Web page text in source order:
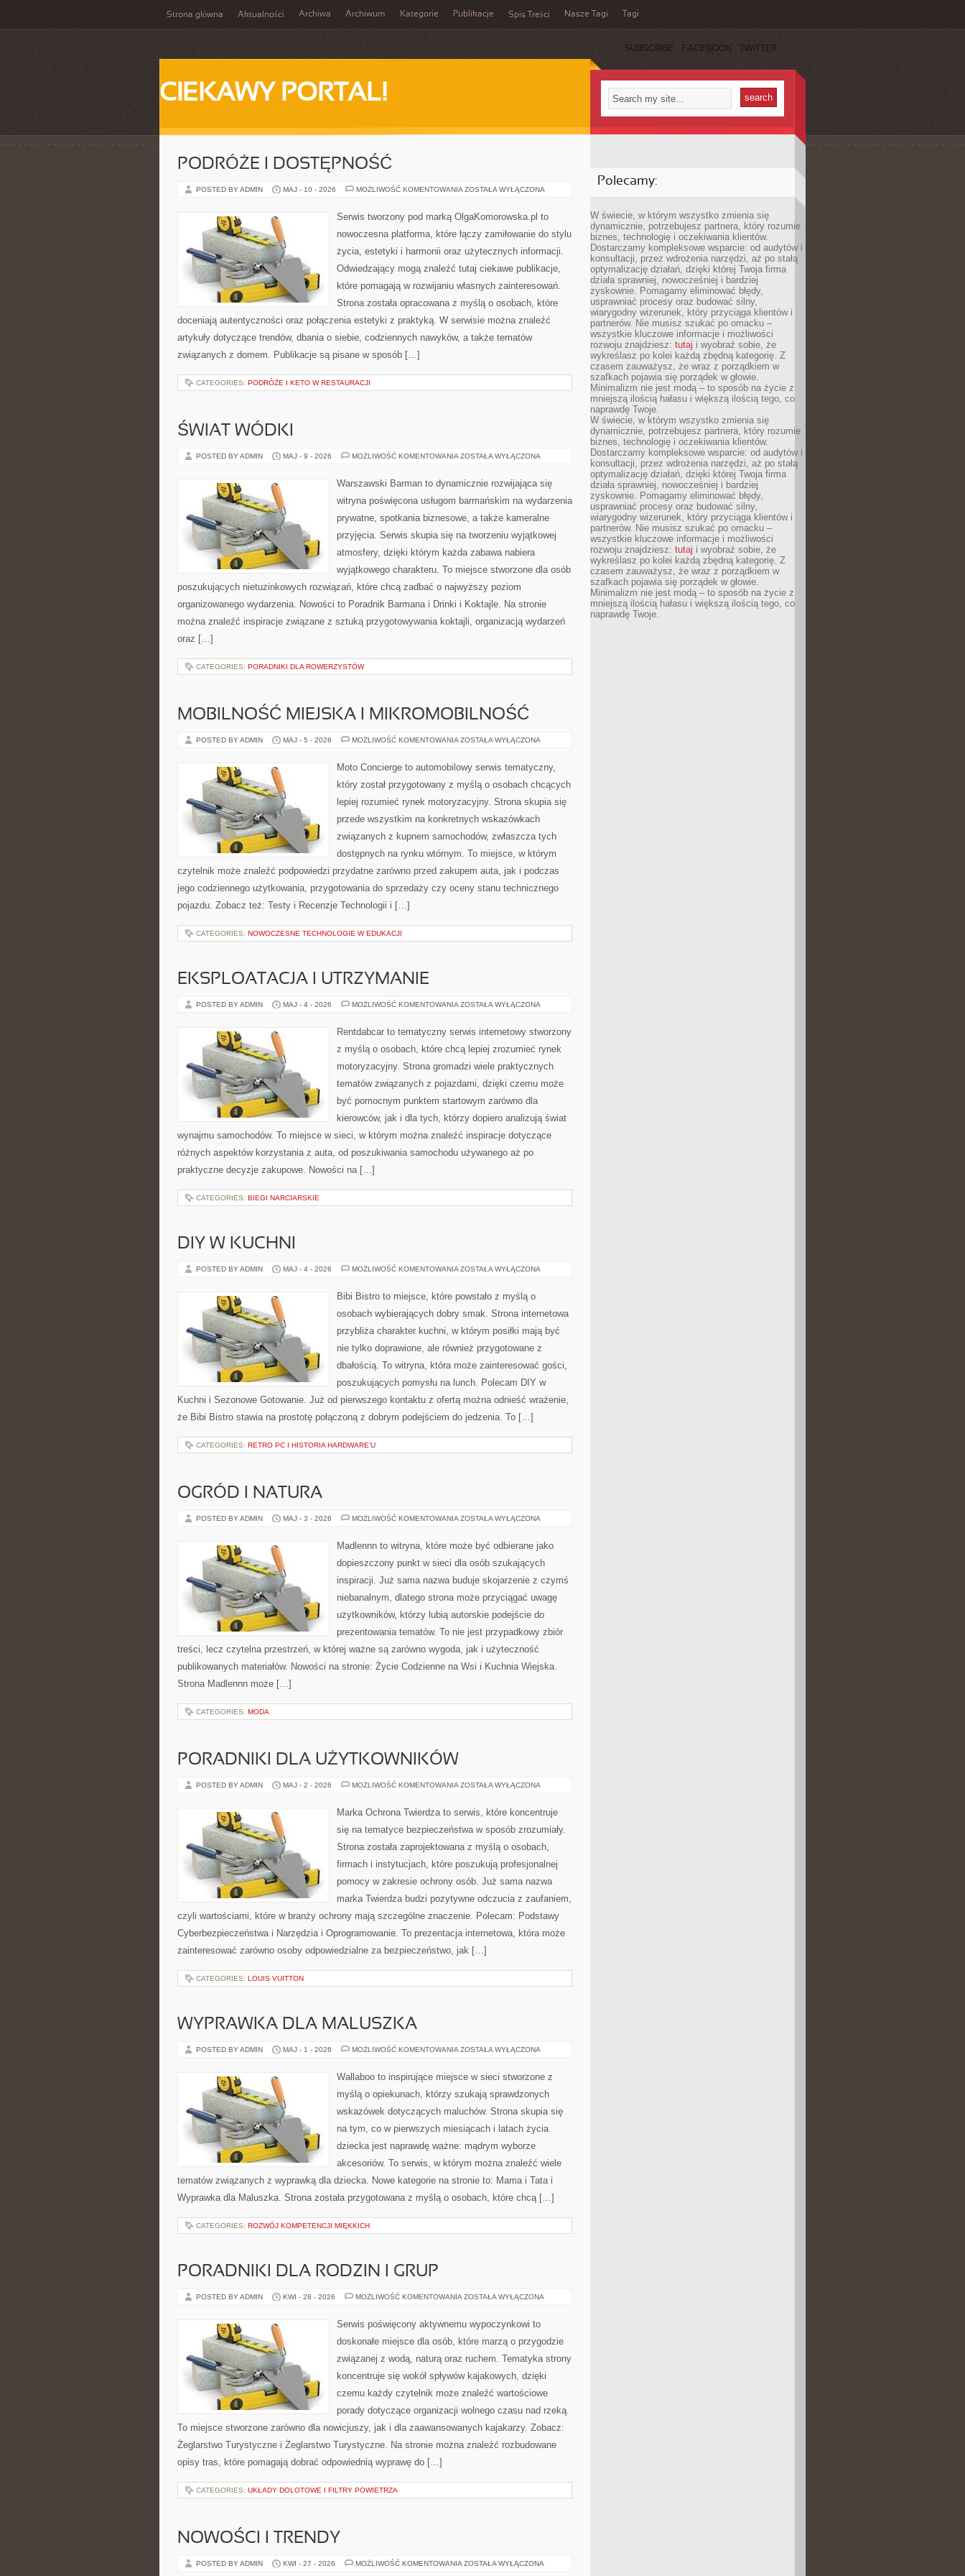
Strona główna Aktualności Archiwa Archiwum Kategorie Publikacje Spis Treści Nasze Tagi Tagi
SUBSCRIBE FACEBOOK TWITTER
CIEKAWY PORTAL!
PODRÓŻE I DOSTĘPNOŚĆ
POSTED BY ADMIN MAJ - 10 - 2026 MOŻLIWOŚĆ KOMENTOWANIA PODRÓŻE
ZOSTAŁA WYŁĄCZONA
Serwis tworzony pod marką OlgaKomorowska.pl to
nowoczesna platforma, które łączy zamiłowanie do stylu
życia, estetyki i harmonii oraz użytecznych informacji.
Odwiedzający mogą znaleźć tutaj ciekawe publikacje,
które pomagają w rozwijaniu własnych zainteresowań.
Strona została opracowana z myślą o osobach, które
doceniają autentyczności oraz połączenia estetyki z praktyką. W serwisie można znaleźć
artykuły dotyczące trendów, dbania o siebie, codziennych nawyków, a także tematów
związanych z domem. Publikacje są pisane w sposób […]
CATEGORIES: PODRÓŻE I KETO W RESTAURACJI
ŚWIAT WÓDKI
POSTED BY ADMIN MAJ - 9 - 2026 MOŻLIWOŚĆ KOMENTOWANIA ŚWIAT
ZOSTAŁA WYŁĄCZONA
Warszawski Barman to dynamicznie rozwijająca się
witryna poświęcona usługom barmańskim na wydarzenia
prywatne, spotkania biznesowe, a także kameralne
przyjęcia. Serwis skupia się na tworzeniu wyjątkowej
atmosfery, dzięki którym każda zabawa nabiera
wyjątkowego charakteru. To miejsce stworzone dla osób
poszukujących nietuzinkowych rozwiązań, które chcą zadbać o najwyższy poziom
organizowanego wydarzenia. Nowości to Poradnik Barmana i Drinki i Koktajle. Na stronie
można znaleźć inspiracje związane z sztuką przygotowywania koktajli, organizacją wydarzeń
oraz […]
CATEGORIES: PORADNIKI DLA ROWERZYSTÓW
MOBILNOŚĆ MIEJSKA I MIKROMOBILNOŚĆ
POSTED BY ADMIN MAJ - 5 - 2026 MOŻLIWOŚĆ KOMENTOWANIA MOBILNOŚĆ
MIKROMOBILNOŚĆ
ZOSTAŁA WYŁĄCZONA
Moto Concierge to automobilowy serwis tematyczny,
który został przygotowany z myślą o osobach chcących
lepiej rozumieć rynek motoryzacyjny. Strona skupia się
przede wszystkim na konkretnych wskazówkach
związanych z kupnem samochodów, zwłaszcza tych
dostępnych na rynku wtórnym. To miejsce, w którym
czytelnik może znaleźć podpowiedzi przydatne zarówno przed zakupem auta, jak i podczas
jego codziennego użytkowania, przygotowania do sprzedaży czy oceny stanu technicznego
pojazdu. Zobacz też: Testy i Recenzje Technologii i […]
CATEGORIES: NOWOCZESNE TECHNOLOGIE W EDUKACJI
EKSPLOATACJA I UTRZYMANIE
POSTED BY ADMIN MAJ - 4 - 2026 MOŻLIWOŚĆ KOMENTOWANIA EKSPLOATACJA
ZOSTAŁA WYŁĄCZONA
Rentdabcar to tematyczny serwis internetowy stworzony
z myślą o osobach, które chcą lepiej zrozumieć rynek
motoryzacyjny. Strona gromadzi wiele praktycznych
tematów związanych z pojazdami, dzięki czemu może
być pomocnym punktem startowym zarówno dla
kierowców, jak i dla tych, którzy dopiero analizują świat
wynajmu samochodów. To miejsce w sieci, w którym można znaleźć inspiracje dotyczące
różnych aspektów korzystania z auta, od poszukiwania samochodu używanego aż po
praktyczne decyzje zakupowe. Nowości na […]
CATEGORIES: BIEGI NARCIARSKIE
DIY W KUCHNI
POSTED BY ADMIN MAJ - 4 - 2026 MOŻLIWOŚĆ KOMENTOWANIA DIY
ZOSTAŁA WYŁĄCZONA
Bibi Bistro to miejsce, które powstało z myślą o
osobach wybierających dobry smak. Strona internetowa
przybliża charakter kuchni, w którym posiłki mają być
nie tylko doprawione, ale również przygotowane z
dbałością. To witryna, która może zainteresować gości,
poszukujących pomysłu na lunch. Polecam DIY w
Kuchni i Sezonowe Gotowanie. Już od pierwszego kontaktu z ofertą można odnieść wrażenie,
że Bibi Bistro stawia na prostotę połączoną z dobrym podejściem do jedzenia. To […]
CATEGORIES: RETRO PC I HISTORIA HARDWARE’U
OGRÓD I NATURA
POSTED BY ADMIN MAJ - 3 - 2026 MOŻLIWOŚĆ KOMENTOWANIA OGRÓD
ZOSTAŁA WYŁĄCZONA
Madlennn to witryna, które może być odbierane jako
dopieszczony punkt w sieci dla osób szukających
inspiracji. Już sama nazwa buduje skojarzenie z czymś
niebanalnym, dlatego strona może przyciągać uwagę
użytkowników, którzy lubią autorskie podejście do
prezentowania tematów. To nie jest przypadkowy zbiór
treści, lecz czytelna przestrzeń, w której ważne są zarówno wygoda, jak i użyteczność
publikowanych materiałów. Nowości na stronie: Życie Codzienne na Wsi i Kuchnia Wiejska.
Strona Madlennn może […]
CATEGORIES: MODA
PORADNIKI DLA UŻYTKOWNIKÓW
POSTED BY ADMIN MAJ - 2 - 2026 MOŻLIWOŚĆ KOMENTOWANIA PORADNIKI
ZOSTAŁA WYŁĄCZONA
Marka Ochrona Twierdza to serwis, które koncentruje
się na tematyce bezpieczeństwa w sposób zrozumiały.
Strona została zaprojektowana z myślą o osobach,
firmach i instytucjach, które poszukują profesjonalnej
pomocy w zakresie ochrony osób. Już sama nazwa
marka Twierdza budzi pozytywne odczucia z zaufaniem,
czyli wartościami, które w branży ochrony mają szczególne znaczenie. Polecam: Podstawy
Cyberbezpieczeństwa i Narzędzia i Oprogramowanie. To prezentacja internetowa, która może
zainteresować zarówno osoby odpowiedzialne za bezpieczeństwo, jak […]
CATEGORIES: LOUIS VUITTON
WYPRAWKA DLA MALUSZKA
POSTED BY ADMIN MAJ - 1 - 2026 MOŻLIWOŚĆ KOMENTOWANIA WYPRAWKA
ZOSTAŁA WYŁĄCZONA
Wallaboo to inspirujące miejsce w sieci stworzone z
myślą o opiekunach, którzy szukają sprawdzonych
wskazówek dotyczących maluchów. Strona skupia się
na tym, co w pierwszych miesiącach i latach życia
dziecka jest naprawdę ważne: mądrym wyborze
akcesoriów. To serwis, w którym można znaleźć wiele
tematów związanych z wyprawką dla dziecka. Nowe kategorie na stronie to: Mama i Tata i
Wyprawka dla Maluszka. Strona została przygotowana z myślą o osobach, które chcą […]
CATEGORIES: ROZWÓJ KOMPETENCJI MIĘKKICH
PORADNIKI DLA RODZIN I GRUP
POSTED BY ADMIN KWI - 28 - 2026 MOŻLIWOŚĆ KOMENTOWANIA PORADNIKI
GRUP
ZOSTAŁA WYŁĄCZONA
Serwis poświęcony aktywnemu wypoczynkowi to
doskonałe miejsce dla osób, które marzą o przygodzie
związanej z wodą, naturą oraz ruchem. Tematyka strony
koncentruje się wokół spływów kajakowych, dzięki
czemu każdy czytelnik może znaleźć wartościowe
porady dotyczące organizacji wolnego czasu nad rzeką.
To miejsce stworzone zarówno dla nowicjuszy, jak i dla zaawansowanych kajakarzy. Zobacz:
Żeglarstwo Turystyczne i Żeglarstwo Turystyczne. Na stronie można znaleźć rozbudowane
opisy tras, które pomagają dobrać odpowiednią wyprawę do […]
CATEGORIES: UKŁADY DOLOTOWE I FILTRY POWIETRZA
NOWOŚCI I TRENDY
POSTED BY ADMIN KWI - 27 - 2026 MOŻLIWOŚĆ KOMENTOWANIA NOWOŚCI
ZOSTAŁA WYŁĄCZONA
Polecamy:
W świecie, w którym wszystko zmienia się
dynamicznie, potrzebujesz partnera, który rozumie
biznes, technologię i oczekiwania klientów.
Dostarczamy kompleksowe wsparcie: od audytów i
konsultacji, przez wdrożenia narzędzi, aż po stałą
optymalizację działań, dzięki której Twoja firma
działa sprawniej, nowocześniej i bardziej
zyskownie. Pomagamy eliminować błędy,
usprawniać procesy oraz budować silny,
wiarygodny wizerunek, który przyciąga klientów i
partnerów. Nie musisz szukać po omacku –
wszystkie kluczowe informacje i możliwości
rozwoju znajdziesz: tutaj i wyobraź sobie, że
wykreślasz po kolei każdą zbędną kategorię. Z
czasem zauważysz, że wraz z porządkiem w
szafkach pojawia się porządek w głowie.
Minimalizm nie jest modą – to sposób na życie z
mniejszą ilością hałasu i większą ilością tego, co
naprawdę Twoje.
W świecie, w którym wszystko zmienia się
dynamicznie, potrzebujesz partnera, który rozumie
biznes, technologię i oczekiwania klientów.
Dostarczamy kompleksowe wsparcie: od audytów i
konsultacji, przez wdrożenia narzędzi, aż po stałą
optymalizację działań, dzięki której Twoja firma
działa sprawniej, nowocześniej i bardziej
zyskownie. Pomagamy eliminować błędy,
usprawniać procesy oraz budować silny,
wiarygodny wizerunek, który przyciąga klientów i
partnerów. Nie musisz szukać po omacku –
wszystkie kluczowe informacje i możliwości
rozwoju znajdziesz: tutaj i wyobraź sobie, że
wykreślasz po kolei każdą zbędną kategorię. Z
czasem zauważysz, że wraz z porządkiem w
szafkach pojawia się porządek w głowie.
Minimalizm nie jest modą – to sposób na życie z
mniejszą ilością hałasu i większą ilością tego, co
naprawdę Twoje.